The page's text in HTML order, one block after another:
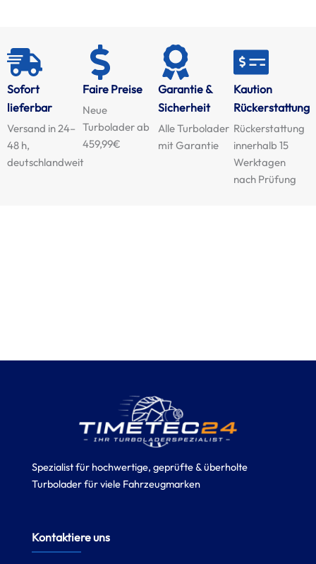
Sofort
lieferbar
Versand in 24–
48 h,
deutschlandweit
Faire Preise
Neue
Turbolader ab
459,99€
Garantie &
Sicherheit
Alle Turbolader
mit Garantie
Kaution
Rückerstattung
Rückerstattung
innerhalb 15
Werktagen
nach Prüfung
Spezialist für hochwertige, geprüfte & überholte
Turbolader für viele Fahrzeugmarken
Kontaktiere uns